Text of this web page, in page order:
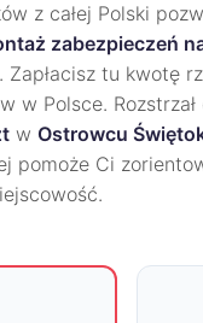
z całej Polski
zabezpieczeń
tu kwotę
w Polsce.
w Ostrowcu
pomoże Ci